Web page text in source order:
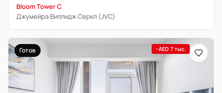
Bloom Tower C
Джумейра Виллидж Серкл (JVC)
Готов −AED 7 тыс.